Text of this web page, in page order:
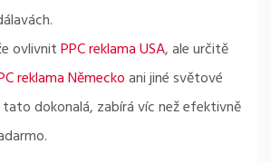
ovlivnitPPC reklama USA, ale určitě
reklama Německoani jiné světové
dokonalá, zabírá víc než efektivně